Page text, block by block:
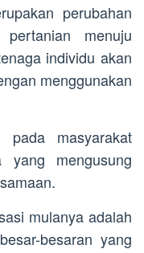
perubahan
menuju
individu akan
menggunakan
pada masyarakat
mengusung
mulanya adalah
besaran yang